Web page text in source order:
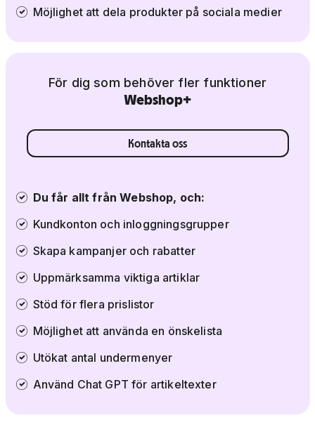
Möjlighet att dela produkter på sociala medier
För dig som behöver fler funktioner
Webshop+
Kontakta oss
Du får allt från Webshop, och:
Kundkonton och inloggningsgrupper
Skapa kampanjer och rabatter
Uppmärksamma viktiga artiklar
Stöd för flera prislistor
Möjlighet att använda en önskelista
Utökat antal undermenyer
Använd Chat GPT för artikeltexter